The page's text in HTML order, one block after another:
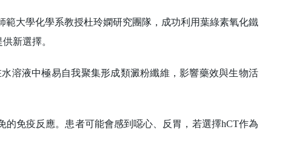
大學化學系教授杜玲嫻研究團隊，成功利用葉綠素氧化鐵
新選擇。
液中極易自我聚集形成類澱粉纖維，影響藥效與生物活
免疫反應。患者可能會感到噁心、反胃，若選擇hCT作為